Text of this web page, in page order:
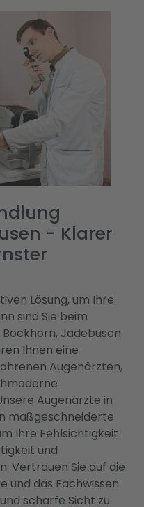
- Klarer
Lösung, um Ihre
sind Sie beim
Jadebusen
Ihnen eine
Augenärzten,
Augenärzte in
maßgeschneiderte
Ihre Fehlsichtigkeit
und
Vertrauen Sie auf die
und das Fachwissen
scharfe Sicht zu